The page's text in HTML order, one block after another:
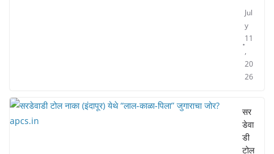
Jul
y
11
,
20
26
सर
डेवा
डी
टोल